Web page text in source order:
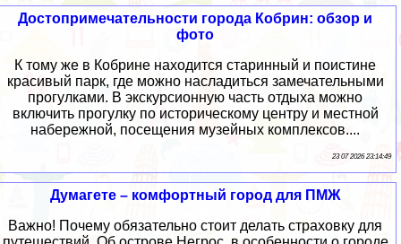
Достопримечательности города Кобрин: обзор и
фото
К тому же в Кобрине находится старинный и поистине
красивый парк, где можно насладиться замечательными
прогулками. В экскурсионную часть отдыха можно
включить прогулку по историческому центру и местной
набережной, посещения музейных комплексов....
23 07 2026 23:14:49
Думагете – комфортный город для ПМЖ
Важно! Почему обязательно стоит делать страховку для